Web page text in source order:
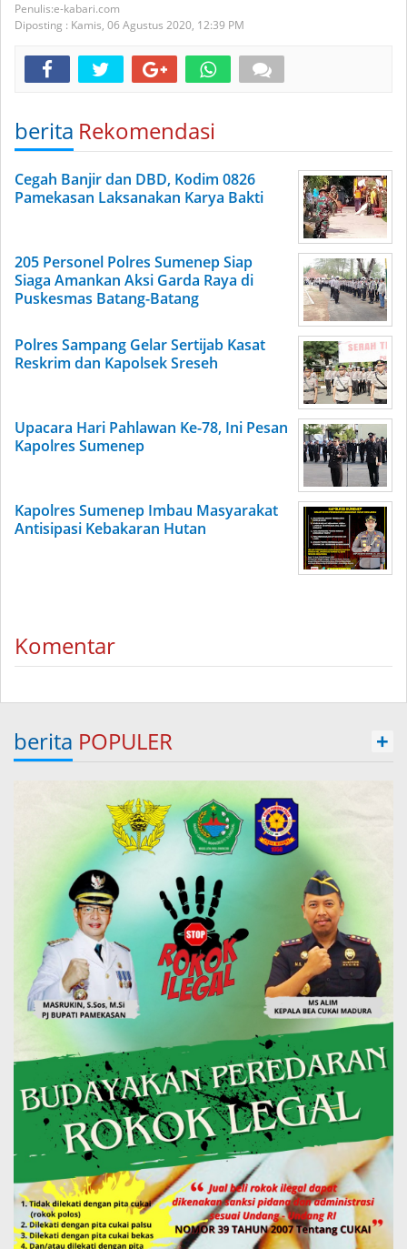
e-kabari.com
Diposting : Kamis, 06 Agustus 2020, 12:39 PM
berita Rekomendasi
Cegah Banjir dan DBD, Kodim 0826
Pamekasan Laksanakan Karya Bakti
205 Personel Polres Sumenep Siap
Siaga Amankan Aksi Garda Raya di
Puskesmas Batang-Batang
Polres Sampang Gelar Sertijab Kasat
Reskrim dan Kapolsek Sreseh
Upacara Hari Pahlawan Ke-78, Ini Pesan
Kapolres Sumenep
Kapolres Sumenep Imbau Masyarakat
Antisipasi Kebakaran Hutan
Komentar
berita POPULER +